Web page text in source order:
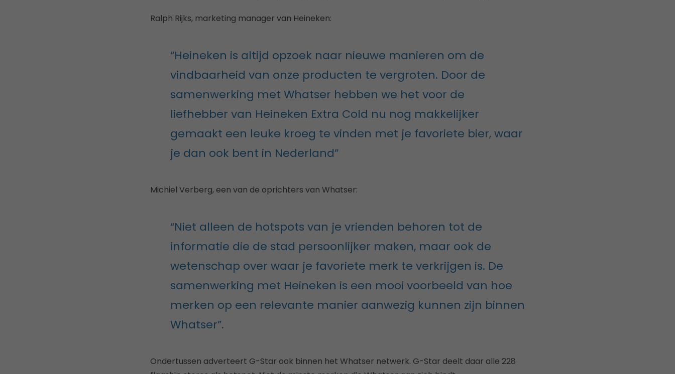
Ralph Rijks, marketing manager van Heineken:
“Heineken is altijd opzoek naar nieuwe manieren om de
vindbaarheid van onze producten te vergroten. Door de
samenwerking met Whatser hebben we het voor de
liefhebber van Heineken Extra Cold nu nog makkelijker
gemaakt een leuke kroeg te vinden met je favoriete bier, waar
je dan ook bent in Nederland”
Michiel Verberg, een van de oprichters van Whatser:
“Niet alleen de hotspots van je vrienden behoren tot de
informatie die de stad persoonlijker maken, maar ook de
wetenschap over waar je favoriete merk te verkrijgen is. De
samenwerking met Heineken is een mooi voorbeeld van hoe
merken op een relevante manier aanwezig kunnen zijn binnen
Whatser”.
Ondertussen adverteert G-Star ook binnen het Whatser netwerk. G-Star deelt daar alle 228